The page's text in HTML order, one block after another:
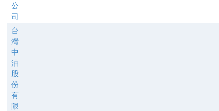
公
司
台
灣
中
油
股
份
有
限